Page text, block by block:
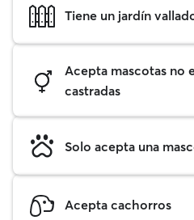
Tiene un jardín
Acepta mascotas no
castradas
Solo acepta una
Acepta cachorros